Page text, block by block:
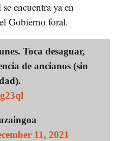
encuentra ya en
Gobierno foral.
Toca desaguar,
de ancianos (sin
11, 2021